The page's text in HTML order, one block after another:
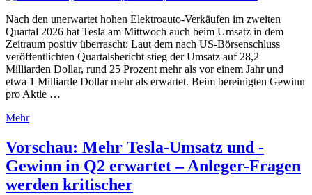
Nach den unerwartet hohen Elektroauto-Verkäufen im zweiten
Quartal 2026 hat Tesla am Mittwoch auch beim Umsatz in dem
Zeitraum positiv überrascht: Laut dem nach US-Börsenschluss
veröffentlichten Quartalsbericht stieg der Umsatz auf 28,2
Milliarden Dollar, rund 25 Prozent mehr als vor einem Jahr und
etwa 1 Milliarde Dollar mehr als erwartet. Beim bereinigten Gewinn
pro Aktie …
Mehr
Vorschau: Mehr Tesla-Umsatz und -
Gewinn in Q2 erwartet – Anleger-Fragen
werden kritischer